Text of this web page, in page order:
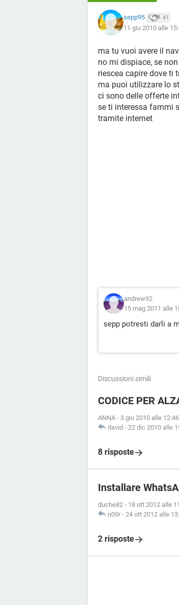
sepp95 41
11 giu 2010 alle
ma tu vuoi avere il
no mi dispiace, se
riescea capire dove ti
ma puoi utilizzare lo
ci sono delle offerte
se ti interessa fammi
tramite internet
andrew92
15 mag 2011 alle
sepp potresti darli a
Discussioni simili
CODICE PER
ANNA - 3 giu 2010 alle 12:46
david - 22 dic 2010 alle
8 risposte
Installare
duche82 - 18 ott 2012 alle
n00r - 24 ott 2012 alle
2 risposte